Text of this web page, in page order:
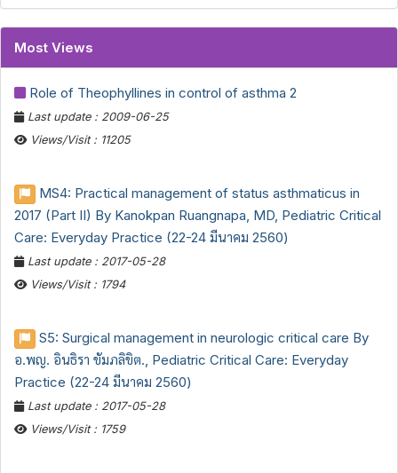
Most Views
Role of Theophyllines in control of asthma 2
Last update : 2009-06-25
Views/Visit : 11205
MS4: Practical management of status asthmaticus in
2017 (Part II) By Kanokpan Ruangnapa, MD, Pediatric Critical
Care: Everyday Practice (22-24 มีนาคม 2560)
Last update : 2017-05-28
Views/Visit : 1794
S5: Surgical management in neurologic critical care By
อ.พญ. อินธิรา ขัมภลิขิต., Pediatric Critical Care: Everyday
Practice (22-24 มีนาคม 2560)
Last update : 2017-05-28
Views/Visit : 1759